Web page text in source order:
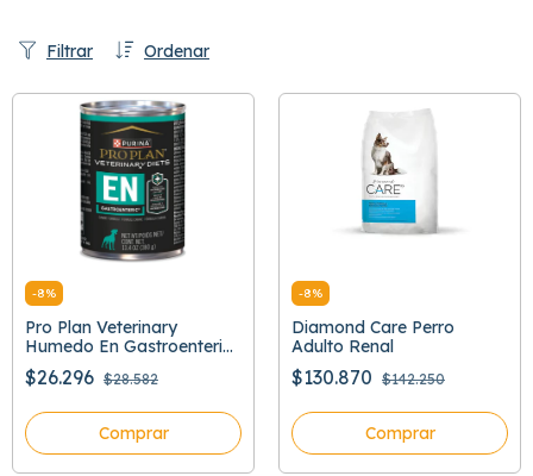
Ordenar
Filtrar
-8%
Pro Plan Veterinary
Humedo En Gastroenteric
379 Gr
$26.296 $28.582
Comprar
-8%
Diamond Care Perro
Adulto Renal
$130.870 $142.250
Comprar